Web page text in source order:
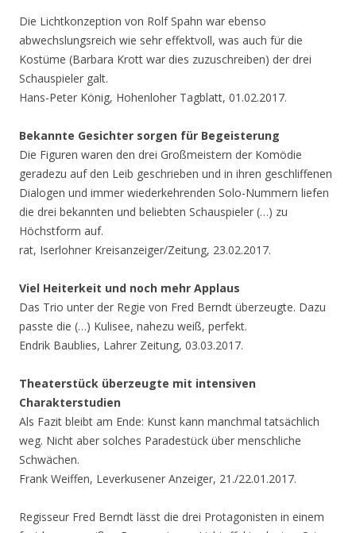
Die Lichtkonzeption von Rolf Spahn war ebenso
abwechslungsreich wie sehr effektvoll, was auch für die
Kostüme (Barbara Krott war dies zuzuschreiben) der drei
Schauspieler galt.
Hans-Peter König, Hohenloher Tagblatt, 01.02.2017.
Bekannte Gesichter sorgen für Begeisterung
Die Figuren waren den drei Großmeistern der Komödie
geradezu auf den Leib geschrieben und in ihren geschliffenen
Dialogen und immer wiederkehrenden Solo-Nummern liefen
die drei bekannten und beliebten Schauspieler (…) zu
Höchstform auf.
rat, Iserlohner Kreisanzeiger/Zeitung, 23.02.2017.
Viel Heiterkeit und noch mehr Applaus
Das Trio unter der Regie von Fred Berndt überzeugte. Dazu
passte die (…) Kulisee, nahezu weiß, perfekt.
Endrik Baublies, Lahrer Zeitung, 03.03.2017.
Theaterstück überzeugte mit intensiven
Charakterstudien
Als Fazit bleibt am Ende: Kunst kann manchmal tatsächlich
weg. Nicht aber solches Paradestück über menschliche
Schwächen.
Frank Weiffen, Leverkusener Anzeiger, 21./22.01.2017.
Regisseur Fred Berndt lässt die drei Protagonisten in einem